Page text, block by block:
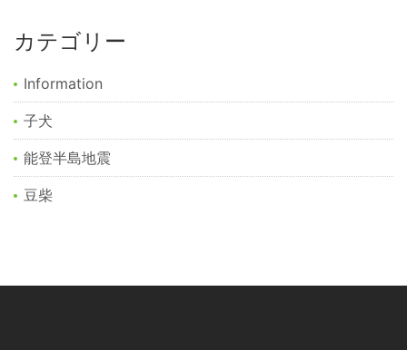
カテゴリー
Information
子犬
能登半島地震
豆柴